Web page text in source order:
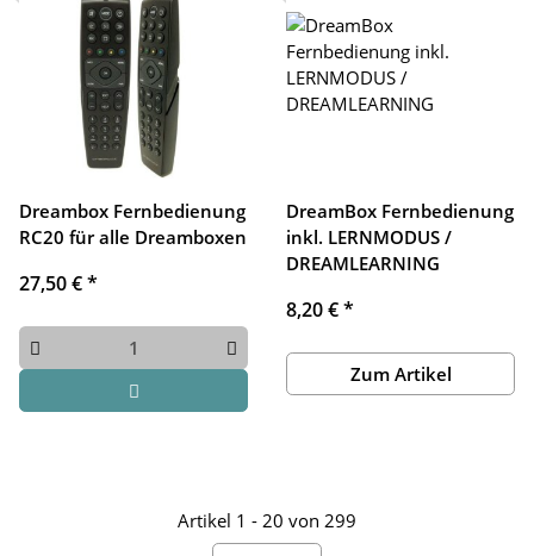
Dreambox Fernbedienung
RC20 für alle Dreamboxen
27,50 €*
DreamBox Fernbedienung
inkl. LERNMODUS /
DREAMLEARNING
8,20 €*
Zum Artikel
Artikel 1 - 20 von 299